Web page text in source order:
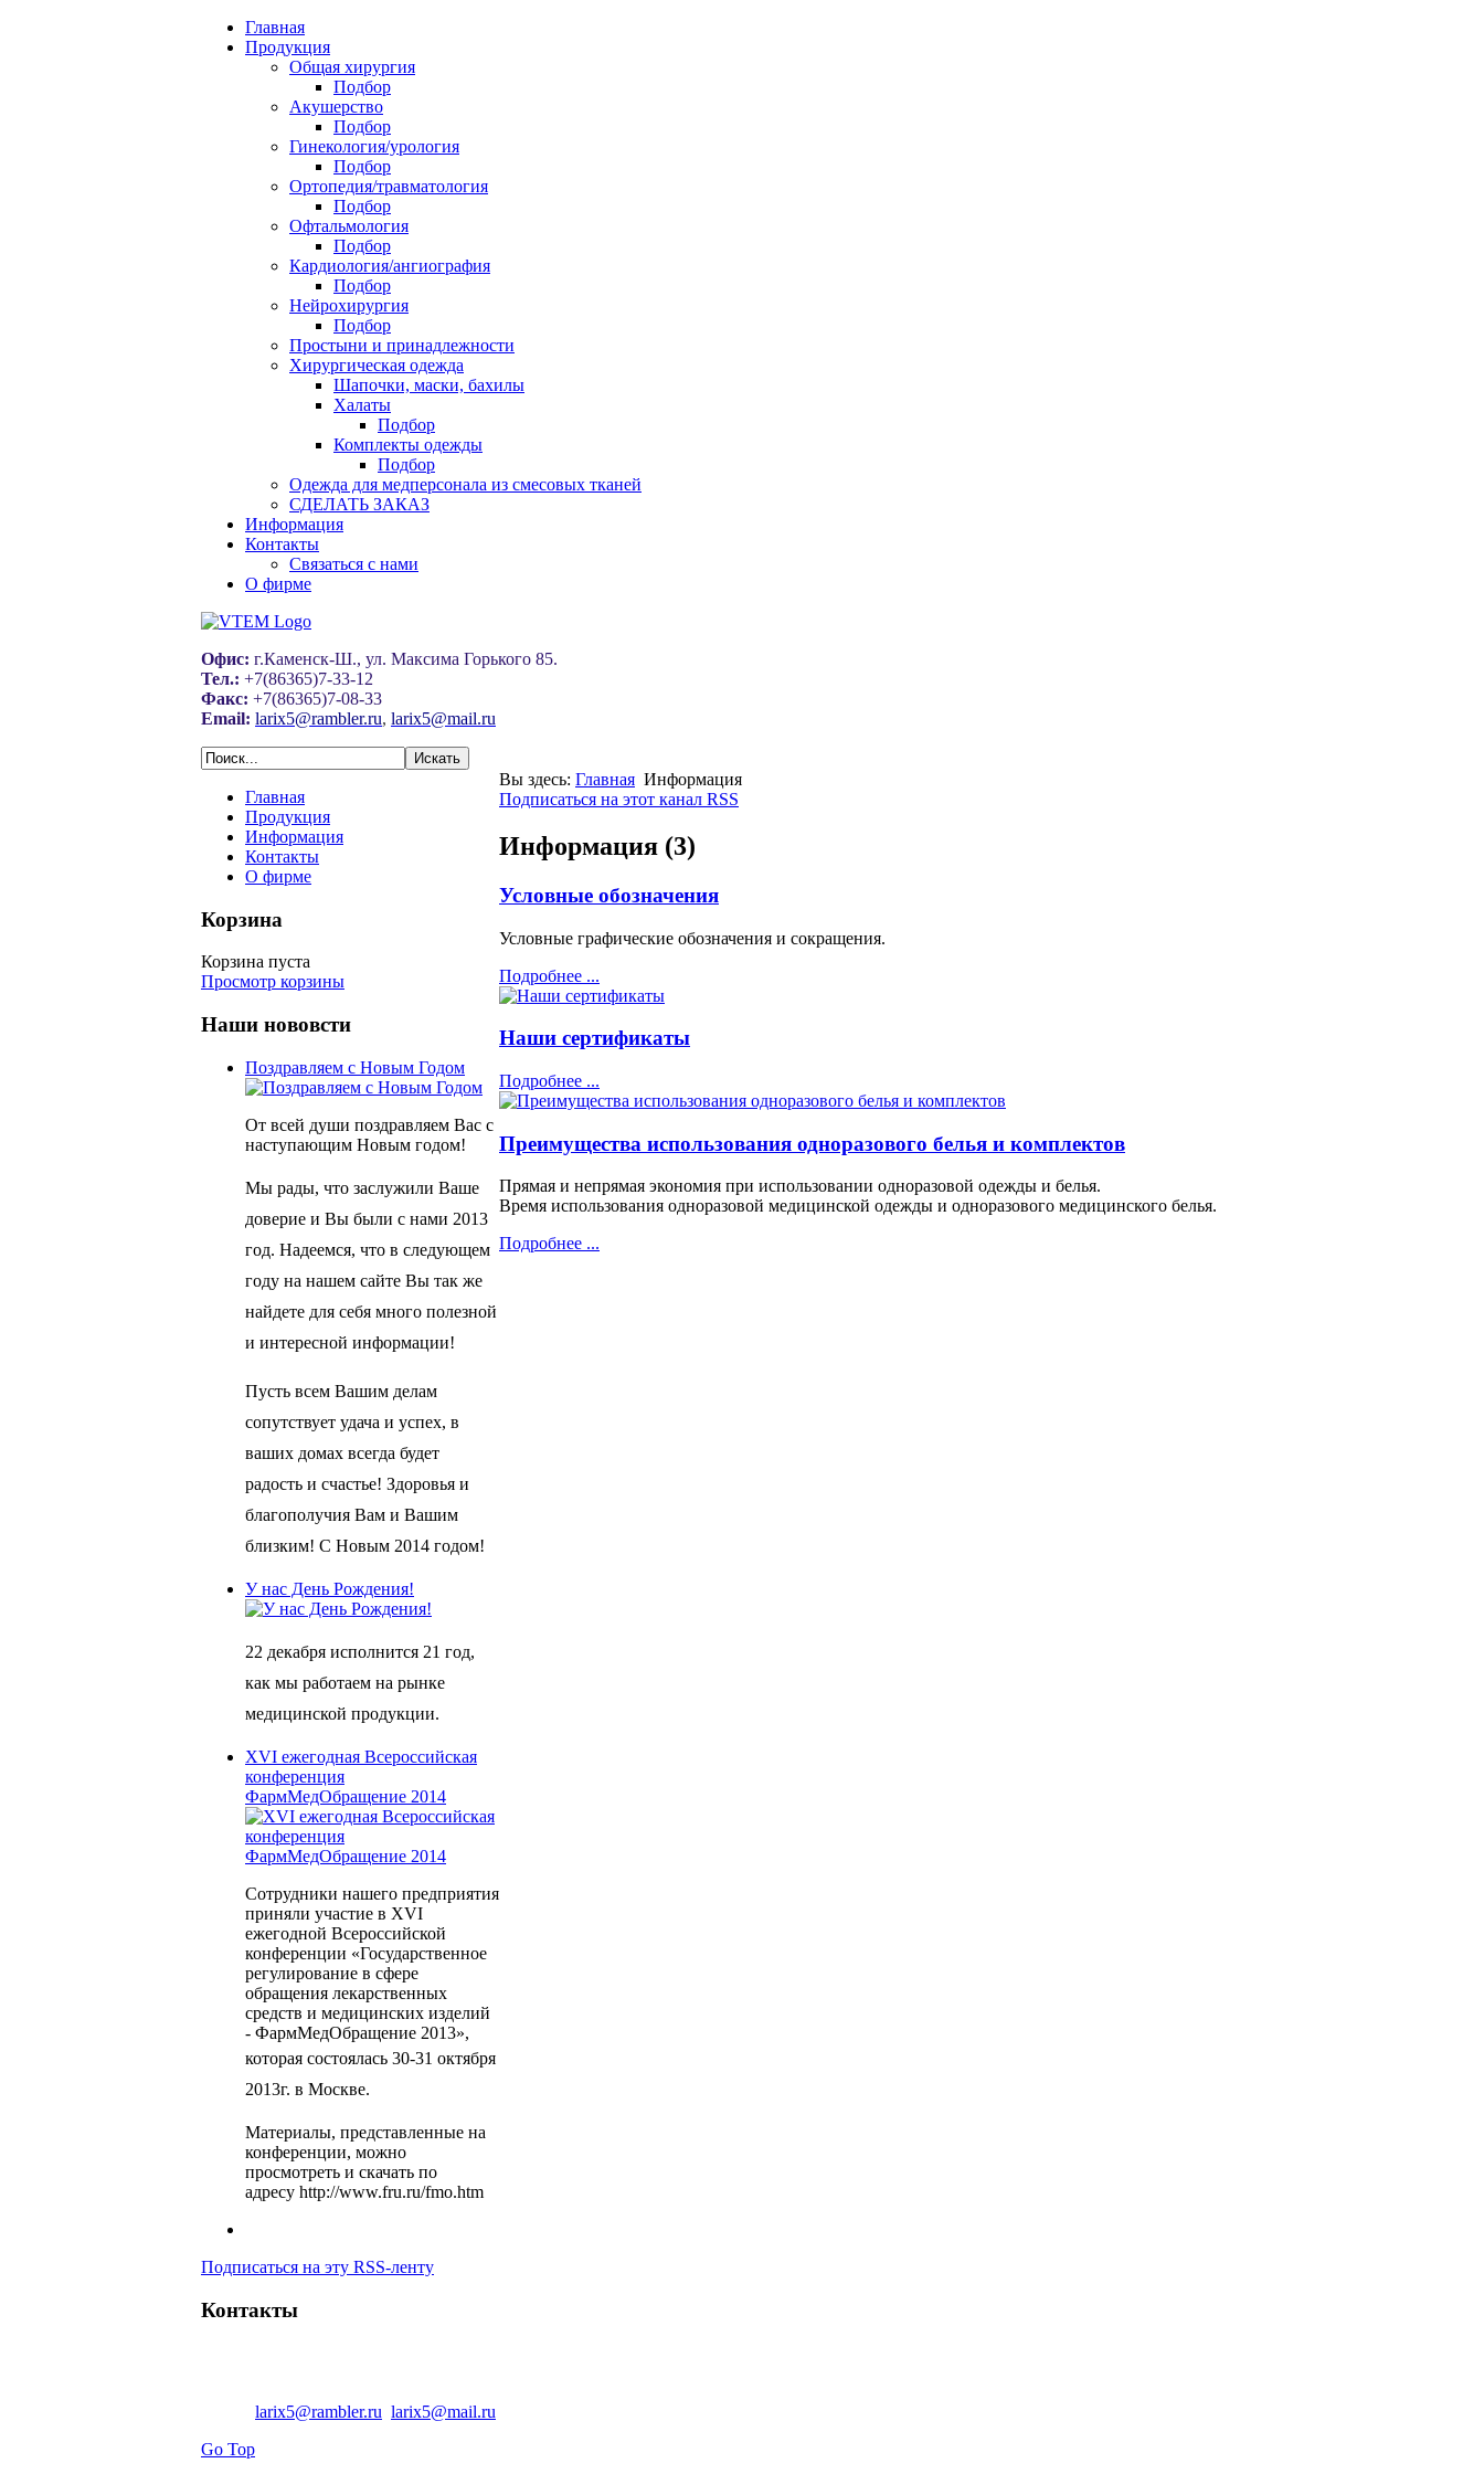
Главная
Продукция
Общая хирургия
Подбор
Акушерство
Подбор
Гинекология/урология
Подбор
Ортопедия/травматология
Подбор
Офтальмология
Подбор
Кардиология/ангиография
Подбор
Нейрохирургия
Подбор
Простыни и принадлежности
Хирургическая одежда
Шапочки, маски, бахилы
Халаты
Подбор
Комплекты одежды
Подбор
Одежда для медперсонала из смесовых тканей
СДЕЛАТЬ ЗАКАЗ
Информация
Контакты
Связаться с нами
О фирме
Офис: г.Каменск-Ш., ул. Максима Горького 85.
Тел.: +7(86365)7-33-12
Факс: +7(86365)7-08-33
Email: larix5@rambler.ru, larix5@mail.ru
Главная
Продукция
Информация
Контакты
О фирме
Корзина
Корзина пуста
Просмотр корзины
Наши нововсти
Поздравляем с Новым Годом
От всей души поздравляем Вас с
наступающим Новым годом!
Мы рады, что заслужили Ваше
доверие и Вы были с нами 2013
год. Надеемся, что в следующем
году на нашем сайте Вы так же
найдете для себя много полезной
и интересной информации!
Пусть всем Вашим делам
сопутствует удача и успех, в
ваших домах всегда будет
радость и счастье! Здоровья и
благополучия Вам и Вашим
близким! С Новым 2014 годом!
У нас День Рождения!
22 декабря исполнится 21 год,
как мы работаем на рынке
медицинской продукции.
XVI ежегодная Всероссийская
конференция
ФармМедОбращение 2014
Сотрудники нашего предприятия
приняли участие в XVI
ежегодной Всероссийской
конференции «Государственное
регулирование в сфере
обращения лекарственных
средств и медицинских изделий
- ФармМедОбращение 2013»,
которая состоялась 30-31 октября
2013г. в Москве.
Материалы, представленные на
конференции, можно
просмотреть и скачать по
адресу http://www.fru.ru/fmo.htm
Подписаться на эту RSS-ленту
Вы здесь: Главная Информация
Подписаться на этот канал RSS
Информация (3)
Условные обозначения
Условные графические обозначения и сокращения.
Подробнее ...
Наши сертификаты
Подробнее ...
Преимущества использования одноразового белья и комплектов
Прямая и непрямая экономия при использовании одноразовой одежды и белья.
Время использования одноразовой медицинской одежды и одноразового медицинского белья.
Подробнее ...
Контакты
larix5@rambler.ru larix5@mail.ru
Go Top